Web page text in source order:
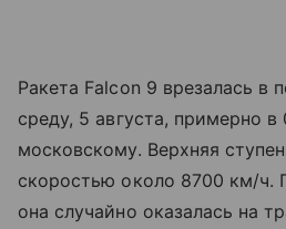
Ракета Falcon 9 врезалась в
среду, 5 августа, примерно в
московскому. Верхняя
скоростью около 8700 км/ч.
она случайно оказалась на